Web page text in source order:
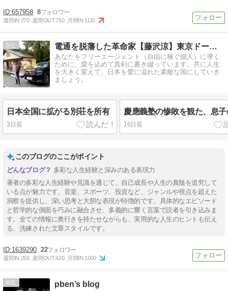
657958 8
週間IN:270 週間OUT:750 月間IN:1110
5 電通を脱藩した革命家【藤沢涼】東京ドーム5万人で祝杯を！
あなたをフリーエージェント（自由に稼ぐ個人）に導く
ために、愛を込めて真剣に書き綴っています。共に人生
を大きく変えて、日本を愛に溢れた素敵な国にしていき
ましょう。
日本全国に拡がる別荘を所有
3日前
慶應義塾の惨敗を観た、息
16日前
このブログのここがポイント
多彩な人生経験と深みのある表現力
著者の多彩な人生経験や見識を通じて、自己成長や人生の真髄を追究して
いる点が魅力です。音楽、スポーツ、投資など、ジャンルや視点を超えた
洞察を提供し、深い思考と大胆な表現が特徴的です。具体的なエピソード
と哲学的な側面を巧みに融合させ、多義的に響く言葉で読者を引き込みま
す。全ての情報に奥行きを持たせながらも、実用的な人生のヒントも伝え
る、洗練された文章スタイルです。
1639290 22
週間IN:250 週間OUT:420 月間IN:1000
6 pben’s blog